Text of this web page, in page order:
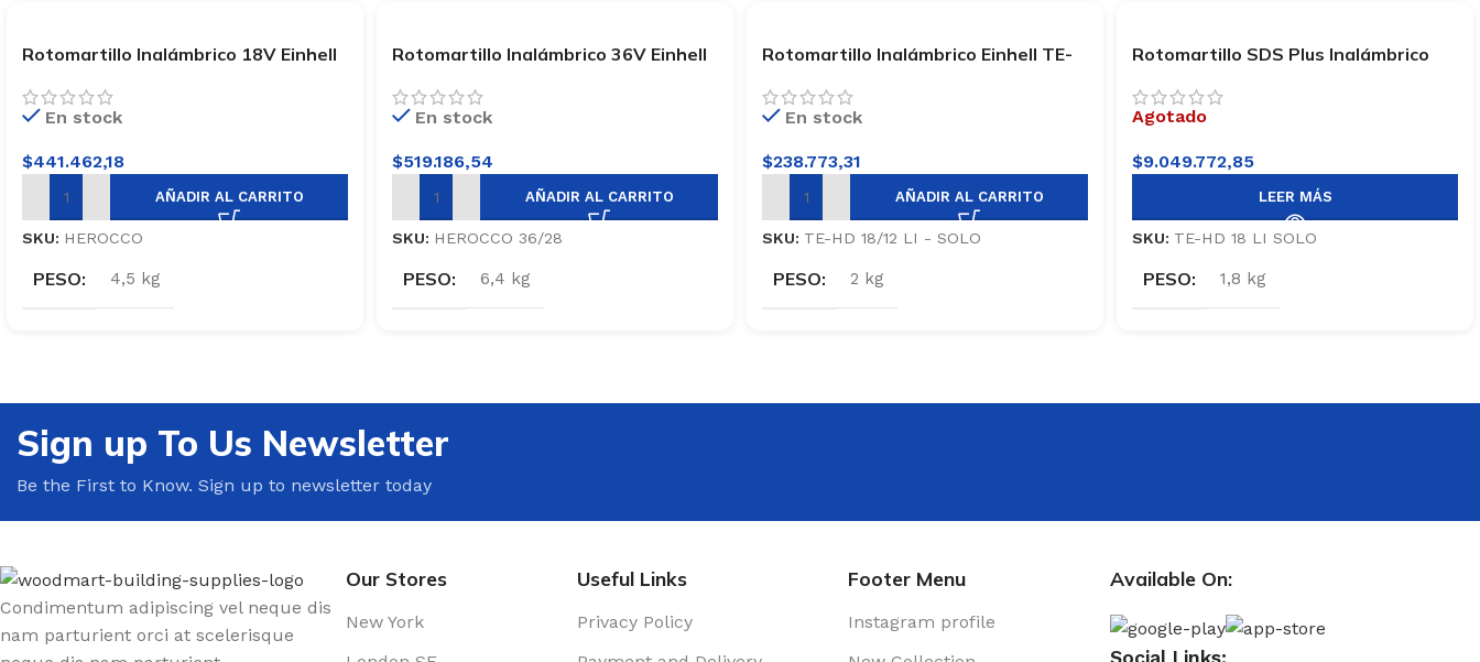
Rotomartillo Inalámbrico 18V Einhell
En stock
$441.462,18
AÑADIR AL CARRITO
SKU: HEROCCO
PESO 4,5 kg
Rotomartillo Inalámbrico 36V Einhell
En stock
$519.186,54
AÑADIR AL CARRITO
SKU: HEROCCO 36/28
PESO 6,4 kg
Rotomartillo Inalámbrico Einhell TE-
En stock
$238.773,31
AÑADIR AL CARRITO
SKU: TE-HD 18/12 LI - SOLO
PESO 2 kg
Rotomartillo SDS Plus Inalámbrico
Agotado
$9.049.772,85
LEER MÁS
SKU: TE-HD 18 LI SOLO
PESO 1,8 kg
Sign up To Us Newsletter
Be the First to Know. Sign up to newsletter today
Condimentum adipiscing vel neque dis
nam parturient orci at scelerisque
Our Stores
New York
Useful Links
Privacy Policy
Footer Menu
Instagram profile
Available On: